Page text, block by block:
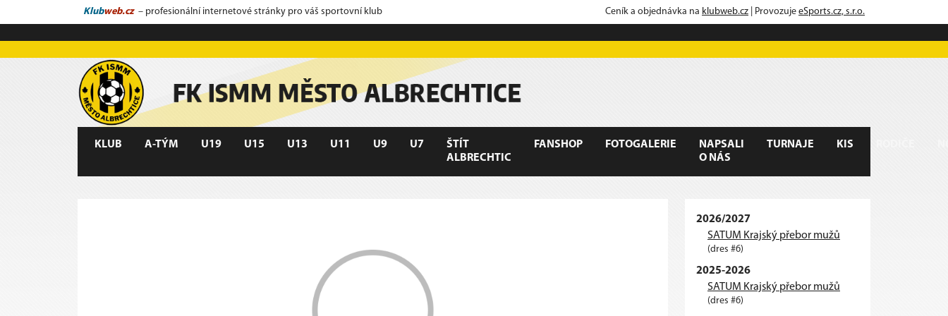
Klubweb.cz – profesionální internetové stránky pro váš sportovní klub Ceník a objednávka na klubweb.cz | Provozuje eSports.cz, s.r.o.
KLUB A-TÝM U19 U15 U13 U11 U9 U7
ŠTÍT
ALBRECHTIC
FANSHOP FOTOGALERIE
NAPSALI
O NÁS
TURNAJE KIS
2026/2027
SATUM Krajský přebor mužů
(dres #6)
2025-2026
SATUM Krajský přebor mužů
(dres #6)